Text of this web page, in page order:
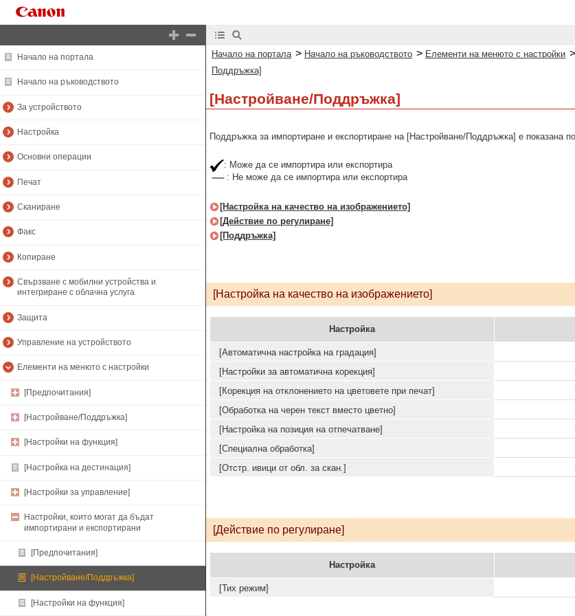
Начало на портала
Начало на ръководството
За устройството
Настройка
Основни операции
Печат
Сканиране
Факс
Копиране
Свързване с мобилни устройства и
интегриране с облачна услуга
Защита
Управление на устройството
Елементи на менюто с настройки
[Предпочитания]
[Настройване/Поддръжка]
[Настройки на функция]
[Настройка на дестинация]
[Настройки за управление]
Настройки, които могат да бъдат
импортирани и експортирани
[Предпочитания]
[Настройване/Поддръжка]
[Настройки на функция]
Начало на портала > Начало на ръководството > Елементи на менюто с настройки >
Поддръжка]
[Настройване/Поддръжка]
Поддръжка за импортиране и експортиране на [Настройване/Поддръжка] е показана
: Може да се импортира или експортира
: Не може да се импортира или експортира
[Настройка на качество на изображението]
[Действие по регулиране]
[Поддръжка]
[Настройка на качество на изображението]
Настройка
[Автоматична настройка на градация]
[Настройки за автоматична корекция]
[Корекция на отклонението на цветовете при печат]
[Обработка на черен текст вместо цветно]
[Настройка на позиция на отпечатване]
[Специална обработка]
[Отстр. ивици от обл. за скан.]
[Действие по регулиране]
Настройка
[Тих режим]